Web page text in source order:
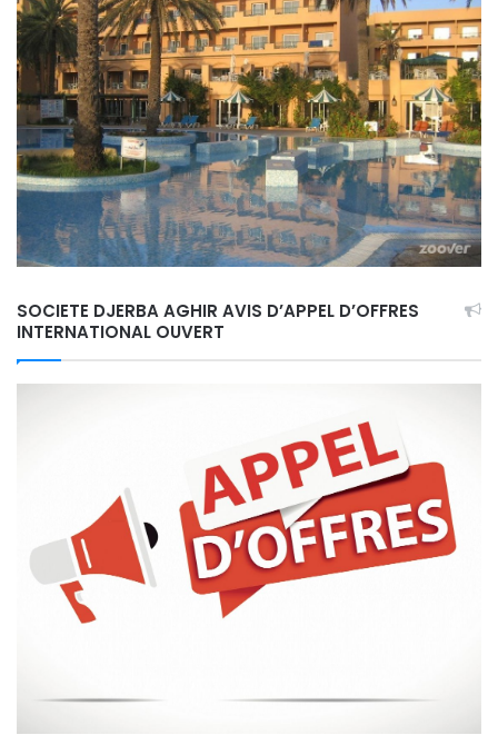
SOCIETE DJERBA AGHIR AVIS D’APPEL D’OFFRES
INTERNATIONAL OUVERT